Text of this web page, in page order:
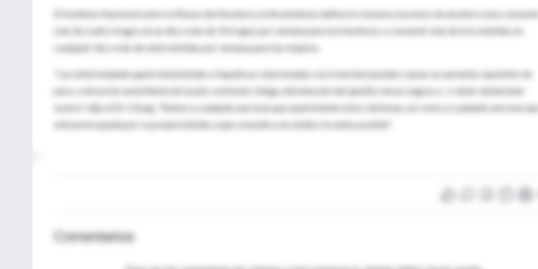
El Instituto Nacional sobre el Abuso del Alcohol y el Alcoholismo define el consumo excesivo de alcohol como
más de cuatro tragos en un día o más de 14 tragos por semana para los hombres; y consumir más de tres bebidas en
cualquier día o más de siete bebidas por semana para las mujeres.
"Las enfermedades gastrointestinales o hepáticas relacionadas con el alcohol pueden causar un aumento repentino de
peso, coloración amarillenta de la piel, confusión, fatiga, disminución del apetito, heces negras y / o dolor abdominal
severo", dijo el Dr. Chung. "Animo a cualquier persona que experimente estos síntomas, así como a cualquier persona
esté preocupada por su propia bebida, a que consulte a un médico lo antes posible".
Comentarios